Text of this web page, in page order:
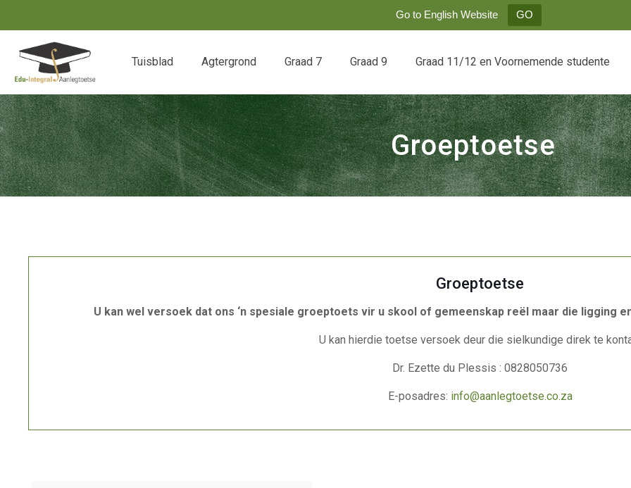
Go to English Website GO
Tuisblad Agtergrond Graad 7 Graad 9 Graad 11/12 en Voornemende studente
Groeptoetse
Groeptoetse
U kan wel versoek dat ons ‘n spesiale groeptoets vir u skool of gemeenskap reël maar die ligging
U kan hierdie toetse versoek deur die sielkundige direk te
Dr. Ezette du Plessis : 0828050736
E-posadres: info@aanlegtoetse.co.za